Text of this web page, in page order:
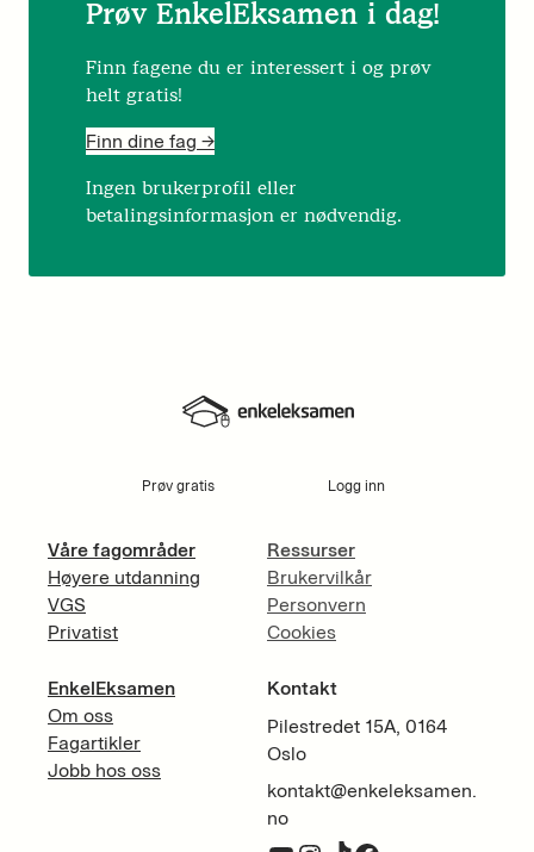
Prøv EnkelEksamen i dag!
Finn fagene du er interessert i og prøv
helt gratis!
Finn dine fag ->
Ingen brukerprofil eller
betalingsinformasjon er nødvendig.
Prøv gratis Logg inn
Våre fagområder
Høyere utdanning
VGS
Privatist
EnkelEksamen
Om oss
Fagartikler
Jobb hos oss
Ressurser
Brukervilkår
Personvern
Cookies
Kontakt
Pilestredet 15A, 0164
Oslo
kontakt@enkeleksamen.
no